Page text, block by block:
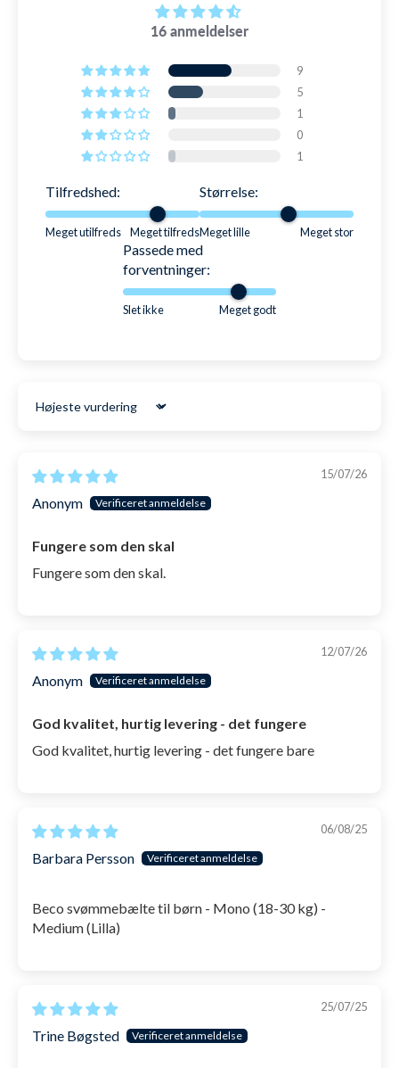
➡️ 365 dages returret (ja, den er god nok!)
➡️ Gratis ombytning til andre størrelser og farver
➡️ 24 timers behandlingstid i hverdage
LÆS MERE OM RETUR
16 anmeldelser
9
5
1
0
1
Tilfredshed:
Meget utilfreds Meget tilfreds
Størrelse:
Meget lille Meget stor
Passede med
forventninger:
Slet ikke Meget godt
Sort by
15/07/26
Anonym
Fungere som den skal
Fungere som den skal.
12/07/26
Anonym
God kvalitet, hurtig levering - det fungere
God kvalitet, hurtig levering - det fungere bare
06/08/25
Barbara Persson
Beco svømmebælte til børn - Mono (18-30 kg) -
Medium (Lilla)
25/07/25
Trine Bøgsted